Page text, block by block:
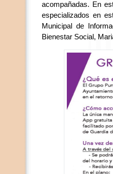
acompañadas. En
especializados en
Municipal de
Bienestar Social,